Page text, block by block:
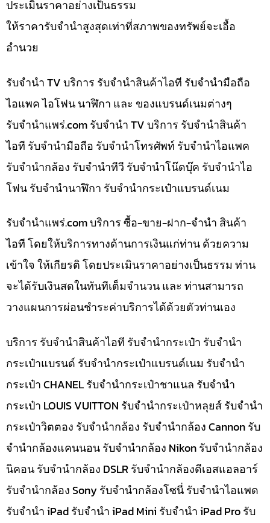
ประเมินราคาอย่างเป็นธรรม
ให้ราคารับจำนำสูงสุดเท่าที่สภาพของทรัพย์จะเอื้อ
อำนวย
รับจำนำ TV บริการ รับจำนำสินค้าไอที รับจำนำมือถือ
ไอแพค ไอโฟน นาฬิกา และ ของแบรนด์เนมต่างๆ
รับจํานําแพร่.com รับจำนำ TV บริการ รับจำนำสินค้า
ไอที รับจำนำมือถือ รับจำนำโทรศัพท์ รับจำนำไอแพค
รับจำนำกล้อง รับจำนำทีวี รับจำนำโน๊ดบุ๊ค รับจำนำไอ
โฟน รับจำนำนาฬิกา รับจำนำกระเป๋าแบรนด์เนม
รับจํานําแพร่.com บริการ ซื้อ-ขาย-ฝาก-จำนำ สินค้า
ไอที โดยให้บริการทางด้านการเงินแก่ท่าน ด้วยความ
เข้าใจ ให้เกียรติ โดยประเมินราคาอย่างเป็นธรรม ท่าน
จะได้รับเงินสดในทันทีเต็มจำนวน และ ท่านสามารถ
วางแผนการผ่อนชำระค่าบริการได้ด้วยตัวท่านเอง
บริการ รับจำนำสินค้าไอที รับจำนำกระเป๋า รับจำนำ
กระเป๋าแบรนด์ รับจำนำกระเป๋าแบรนด์เนม รับจำนำ
กระเป๋า CHANEL รับจำนำกระเป๋าชาแนล รับจำนำ
กระเป๋า LOUIS VUITTON รับจำนำกระเป๋าหลุยส์ รับจำนำ
กระเป๋าวิตตอง รับจำนำกล้อง รับจำนำกล้อง Cannon รับ
จำนำกล้องแคนนอน รับจำนำกล้อง Nikon รับจำนำกล้อง
นิคอน รับจำนำกล้อง DSLR รับจำนำกล้องดีเอสแอลอาร์
รับจำนำกล้อง Sony รับจำนำกล้องโซนี่ รับจำนำไอแพด
รับจำนำ iPad รับจำนำ iPad Mini รับจำนำ iPad Pro รับ